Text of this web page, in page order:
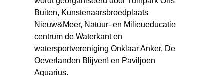
Buiten, Kunstenaarsbroedplaats
Nieuw&Meer, Natuur- en Milieueducatie
centrum de Waterkant en
watersportvereniging Onklaar Anker, De
Oeverlanden Blijven! en Paviljoen
Aquarius.